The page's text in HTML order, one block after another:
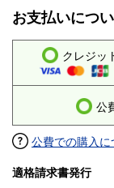
お支払いにつ
クレジッ
公
公費での購入に
適格請求書発行